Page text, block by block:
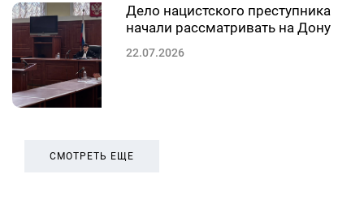
Дело нацистского преступника
начали рассматривать на Дону
22.07.2026
СМОТРЕТЬ ЕЩЕ